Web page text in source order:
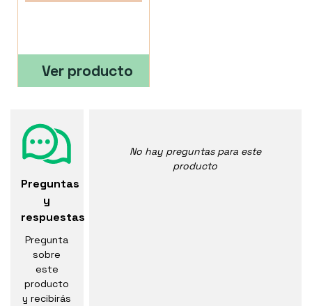
Ver producto
Preguntas
y
respuestas
Pregunta
sobre
este
producto
y recibirás
No hay preguntas para este
producto